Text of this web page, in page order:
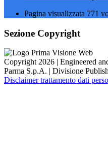
Pagina visualizzata 771
Sezione Copyright
Copyright 2026 | Engineered
Parma S.p.A. | Divisione
Disclaimer trattamento dati